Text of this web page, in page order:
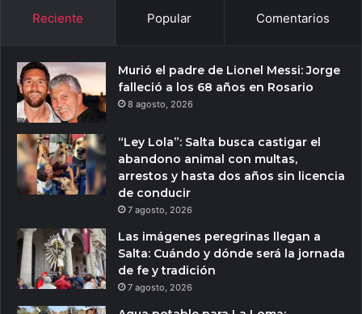
Reciente Popular Comentarios
Murió el padre de Lionel Messi: Jorge
falleció a los 68 años en Rosario
8 agosto, 2026
“Ley Lola”: Salta busca castigar el
abandono animal con multas,
arrestos y hasta dos años sin licencia
de conducir
7 agosto, 2026
Las imágenes peregrinas llegan a
Salta: Cuándo y dónde será la jornada
de fe y tradición
7 agosto, 2026